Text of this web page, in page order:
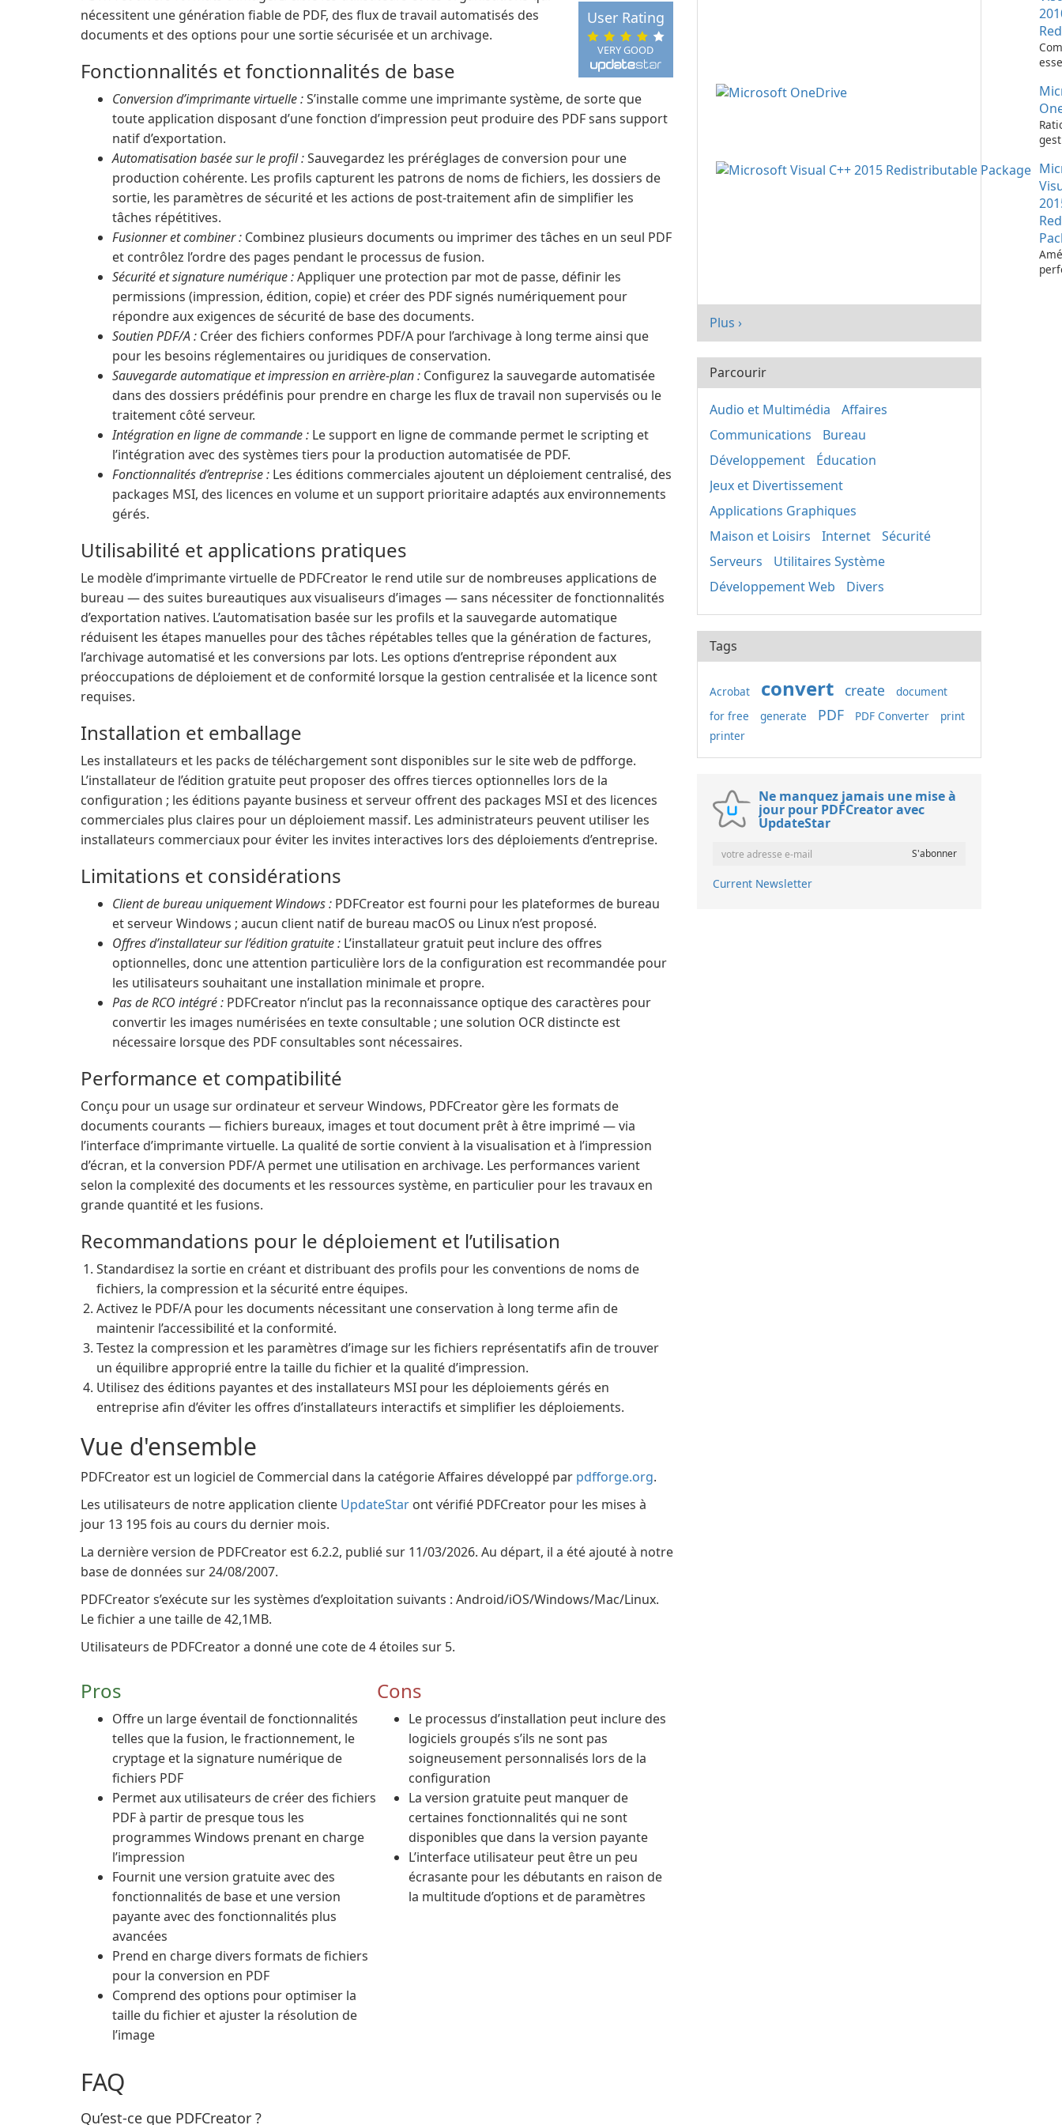
VERY GOOD
User Rating
nécessitent une génération fiable de PDF, des flux de travail automatisés des
documents et des options pour une sortie sécurisée et un archivage.
Fonctionnalités et fonctionnalités de base
Conversion d’imprimante virtuelle :S’installe comme une imprimante système, de sorte que
toute application disposant d’une fonction d’impression peut produire des PDF sans support
natif d’exportation.
Automatisation basée sur le profil :Sauvegardez les préréglages de conversion pour une
production cohérente. Les profils capturent les patrons de noms de fichiers, les dossiers de
sortie, les paramètres de sécurité et les actions de post-traitement afin de simplifier les
tâches répétitives.
Fusionner et combiner : Combinez plusieurs documents ou imprimer des tâches en un seul PDF
et contrôlez l’ordre des pages pendant le processus de fusion.
Sécurité et signature numérique :Appliquer une protection par mot de passe, définir les
permissions (impression, édition, copie) et créer des PDF signés numériquement pour
répondre aux exigences de sécurité de base des documents.
Soutien PDF/A : Créer des fichiers conformes PDF/A pour l’archivage à long terme ainsi que
pour les besoins réglementaires ou juridiques de conservation.
Sauvegarde automatique et impression en arrière-plan : Configurez la sauvegarde automatisée
dans des dossiers prédéfinis pour prendre en charge les flux de travail non supervisés ou le
traitement côté serveur.
Intégration en ligne de commande : Le support en ligne de commande permet le scripting et
l’intégration avec des systèmes tiers pour la production automatisée de PDF.
Fonctionnalités d’entreprise : Les éditions commerciales ajoutent un déploiement centralisé, des
packages MSI, des licences en volume et un support prioritaire adaptés aux environnements
gérés.
Utilisabilité et applications pratiques
Le modèle d’imprimante virtuelle de PDFCreator le rend utile sur de nombreuses applications de
bureau — des suites bureautiques aux visualiseurs d’images — sans nécessiter de fonctionnalités
d’exportation natives. L’automatisation basée sur les profils et la sauvegarde automatique
réduisent les étapes manuelles pour des tâches répétables telles que la génération de factures,
l’archivage automatisé et les conversions par lots. Les options d’entreprise répondent aux
préoccupations de déploiement et de conformité lorsque la gestion centralisée et la licence sont
requises.
Installation et emballage
Les installateurs et les packs de téléchargement sont disponibles sur le site web de pdfforge.
L’installateur de l’édition gratuite peut proposer des offres tierces optionnelles lors de la
configuration ; les éditions payante business et serveur offrent des packages MSI et des licences
commerciales plus claires pour un déploiement massif. Les administrateurs peuvent utiliser les
installateurs commerciaux pour éviter les invites interactives lors des déploiements d’entreprise.
Limitations et considérations
Client de bureau uniquement Windows : PDFCreator est fourni pour les plateformes de bureau
et serveur Windows ; aucun client natif de bureau macOS ou Linux n’est proposé.
Offres d’installateur sur l’édition gratuite : L’installateur gratuit peut inclure des offres
optionnelles, donc une attention particulière lors de la configuration est recommandée pour
les utilisateurs souhaitant une installation minimale et propre.
Pas de RCO intégré : PDFCreator n’inclut pas la reconnaissance optique des caractères pour
convertir les images numérisées en texte consultable ; une solution OCR distincte est
nécessaire lorsque des PDF consultables sont nécessaires.
Performance et compatibilité
Conçu pour un usage sur ordinateur et serveur Windows, PDFCreator gère les formats de
documents courants — fichiers bureaux, images et tout document prêt à être imprimé — via
l’interface d’imprimante virtuelle. La qualité de sortie convient à la visualisation et à l’impression
d’écran, et la conversion PDF/A permet une utilisation en archivage. Les performances varient
selon la complexité des documents et les ressources système, en particulier pour les travaux en
grande quantité et les fusions.
Recommandations pour le déploiement et l’utilisation
Standardisez la sortie en créant et distribuant des profils pour les conventions de noms de
fichiers, la compression et la sécurité entre équipes.
Activez le PDF/A pour les documents nécessitant une conservation à long terme afin de
maintenir l’accessibilité et la conformité.
Testez la compression et les paramètres d’image sur les fichiers représentatifs afin de trouver
un équilibre approprié entre la taille du fichier et la qualité d’impression.
Utilisez des éditions payantes et des installateurs MSI pour les déploiements gérés en
entreprise afin d’éviter les offres d’installateurs interactifs et simplifier les déploiements.
Vue d'ensemble
PDFCreator est un logiciel de Commercial dans la catégorie Affaires développé par pdfforge.org.
Les utilisateurs de notre application cliente UpdateStar ont vérifié PDFCreator pour les mises à
jour 13 195 fois au cours du dernier mois.
La dernière version de PDFCreator est 6.2.2, publié sur 11/03/2026. Au départ, il a été ajouté à notre
base de données sur 24/08/2007.
PDFCreator s’exécute sur les systèmes d’exploitation suivants : Android/iOS/Windows/Mac/Linux.
Le fichier a une taille de 42,1MB.
Utilisateurs de PDFCreator a donné une cote de 4 étoiles sur 5.
Pros
Offre un large éventail de fonctionnalités
telles que la fusion, le fractionnement, le
cryptage et la signature numérique de
fichiers PDF
Permet aux utilisateurs de créer des fichiers
PDF à partir de presque tous les
programmes Windows prenant en charge
l’impression
Fournit une version gratuite avec des
fonctionnalités de base et une version
payante avec des fonctionnalités plus
avancées
Prend en charge divers formats de fichiers
pour la conversion en PDF
Comprend des options pour optimiser la
taille du fichier et ajuster la résolution de
l’image
Cons
Le processus d’installation peut inclure des
logiciels groupés s’ils ne sont pas
soigneusement personnalisés lors de la
configuration
La version gratuite peut manquer de
certaines fonctionnalités qui ne sont
disponibles que dans la version payante
L’interface utilisateur peut être un peu
écrasante pour les débutants en raison de
la multitude d’options et de paramètres
FAQ
Qu’est-ce que PDFCreator ?
Plus ›
Parcourir
Audio et Multimédia
Affaires
Communications
Bureau
Développement
Éducation
Jeux et Divertissement
Applications Graphiques
Maison et Loisirs
Internet
Sécurité
Serveurs
Utilitaires Système
Développement Web
Divers
Tags
Acrobat convert create
document
for free
generate PDF PDF Converter
print
printer
Ne manquez jamais une mise à
jour pour PDFCreator avec
UpdateStar
Current Newsletter